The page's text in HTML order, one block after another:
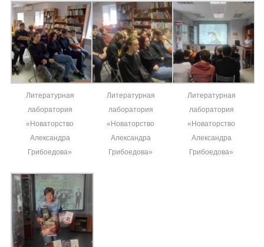
Литературная
лаборатория
«Новаторство
Александра
Грибоедова»
Литературная
лаборатория
«Новаторство
Александра
Грибоедова»
Литературная
лаборатория
«Новаторство
Александра
Грибоедова»